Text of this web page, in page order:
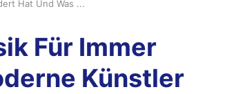
Hat Und Was ...
Für Immer
Künstler